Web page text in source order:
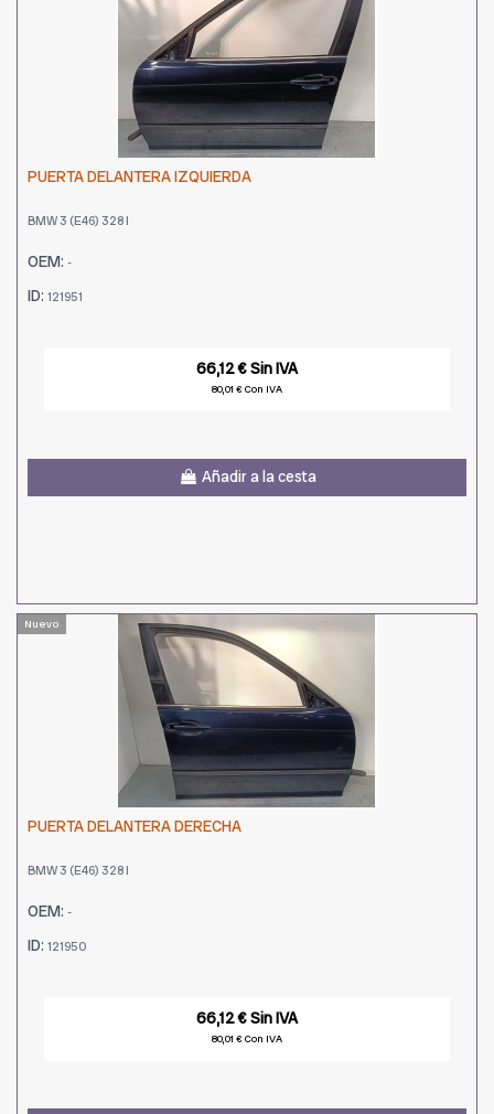
PUERTA DELANTERA IZQUIERDA
BMW 3 (E46) 328 I
OEM: -
ID: 121951
66,12 € Sin IVA
80,01 € Con IVA
Añadir a la cesta
Nuevo
PUERTA DELANTERA DERECHA
BMW 3 (E46) 328 I
OEM: -
ID: 121950
66,12 € Sin IVA
80,01 € Con IVA